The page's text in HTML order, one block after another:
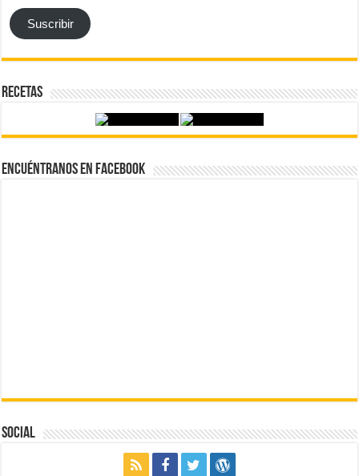
Suscribir
Recetas
Encuéntranos en Facebook
Social